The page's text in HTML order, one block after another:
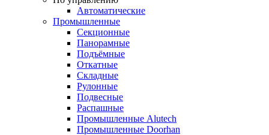
Автоматические
Промышленные
Секционные
Панорамные
Подъёмные
Откатные
Складные
Рулонные
Подвесные
Распашные
Промышленные Alutech
Промышленные Doorhan